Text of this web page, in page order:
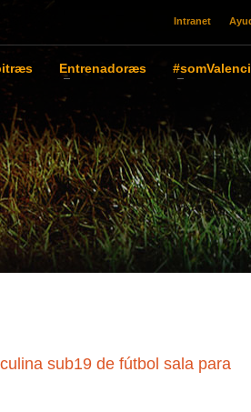
Intranet
Entrenadoræs
sub19 de fútbol sala para